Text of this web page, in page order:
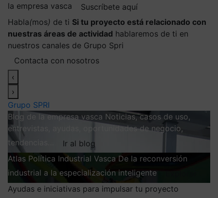
la empresa vasca
Suscríbete aquí
Habla(mos) de ti Si tu proyecto está relacionado con
nuestras áreas de actividad hablaremos de ti en
nuestros canales de Grupo Spri
Contacta con nosotros
‹
›
Grupo SPRI
Blog de la empresa vasca Noticias, casos de uso,
entrevistas, ayudas, oportunidades de negocio,
tendencias…
Ir al blog
Atlas Política Industrial Vasca De la reconversión
industrial a la especialización inteligente
Ayudas e iniciativas para impulsar tu proyecto